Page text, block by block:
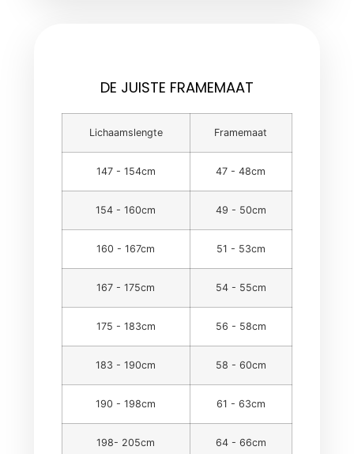
DE JUISTE FRAMEMAAT
Lichaamslengte Framemaat
147 - 154cm 47 - 48cm
154 - 160cm 49 - 50cm
160 - 167cm 51 - 53cm
167 - 175cm 54 - 55cm
175 - 183cm 56 - 58cm
183 - 190cm 58 - 60cm
190 - 198cm 61 - 63cm
198- 205cm 64 - 66cm